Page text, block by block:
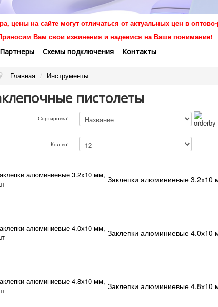
цены на сайте могут отличаться от актуальных цен в
Вам свои извинения и надеемся на Ваше понимание!
Партнеры Схемы подключения Контакты
Главная / Инструменты
пистолеты
Сортировка:
Кол-во:
Заклепки алюминиевые 3.2х10
Заклепки алюминиевые 4.0х10
Заклепки алюминиевые 4.8х10